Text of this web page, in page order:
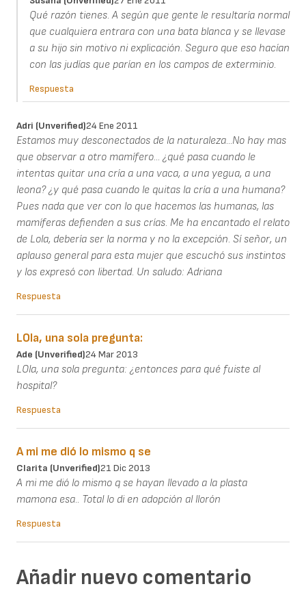
Qué razón tienes. A según que gente le resultaría normal
que cualquiera entrara con una bata blanca y se llevase
a su hijo sin motivo ni explicación. Seguro que eso hacían
con las judías que parían en los campos de exterminio.
Respuesta
Adri (unverified)24 Ene 2011
Estamos muy desconectados de la naturaleza...No hay mas
que observar a otro mamífero... ¿qué pasa cuando le
intentas quitar una cría a una vaca, a una yegua, a una
leona? ¿y qué pasa cuando le quitas la cría a una humana?
Pues nada que ver con lo que hacemos las humanas, las
mamíferas defienden a sus crías. Me ha encantado el relato
de Lola, debería ser la norma y no la excepción. Sí señor, un
aplauso general para esta mujer que escuchó sus instintos
y los expresó con libertad. Un saludo: Adriana
Respuesta
LOla, una sola pregunta:
Ade (unverified)24 Mar 2013
LOla, una sola pregunta: ¿entonces para qué fuiste al
hospital?
Respuesta
A mi me dió lo mismo q se
Clarita (unverified)21 Dic 2013
A mi me dió lo mismo q se hayan llevado a la plasta
mamona esa.. Total lo di en adopción al llorón
Respuesta
Añadir nuevo comentario